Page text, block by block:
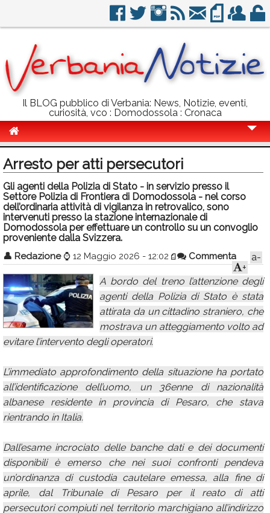
Il BLOG pubblico di Verbania: News, Notizie, eventi,
curiosità, vco : Domodossola : Cronaca
Politica
Sport
Eventi
Info Utili
Rubriche
Calendario
Annunci
Arresto per atti persecutori
Gli agenti della Polizia di Stato - in servizio presso il
Settore Polizia di Frontiera di Domodossola - nel corso
dell’ordinaria attività di vigilanza in retrovalico, sono
intervenuti presso la stazione internazionale di
Domodossola per effettuare un controllo su un convoglio
proveniente dalla Svizzera.
👤 Redazione ⌚ 12 Maggio 2026 - 12:02 Commenta
a-
+
A bordo del treno l’attenzione degli
agenti della Polizia di Stato è stata
attirata da un cittadino straniero, che
mostrava un atteggiamento volto ad
evitare l’intervento degli operatori.
L’immediato approfondimento della situazione ha portato
all’identificazione dell’uomo, un 36enne di nazionalità
albanese residente in provincia di Pesaro, che stava
rientrando in Italia.
Dall’esame incrociato delle banche dati e dei documenti
disponibili è emerso che nei suoi confronti pendeva
un’ordinanza di custodia cautelare emessa, alla fine di
aprile, dal Tribunale di Pesaro per il reato di atti
persecutori compiuti nel territorio marchigiano all’indirizzo